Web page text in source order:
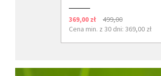
369,00 zł
499,00
Cena min. z 30 dni: 369,00 zł